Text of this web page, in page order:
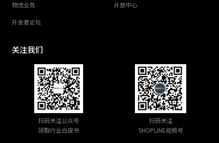
物流业务 开放中心
开发者论坛
关注我们
扫码关注公众号
领取行业白皮书
扫码关注
SHOPLINE视频号